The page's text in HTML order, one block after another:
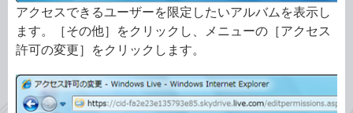
アクセスできるユーザーを限定したいアルバムを表示し
ます。［その他］をクリックし、メニューの［アクセス
許可の変更］をクリックします。